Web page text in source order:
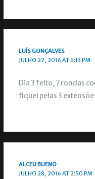
LUÍS GONÇALVES
JULHO 27, 2016 AT 6:13 PM
Dia 3 feito, 7 rondas
fiquei pelas 3
ALCEU BUENO
JULHO 28, 2016 AT 2:50 PM